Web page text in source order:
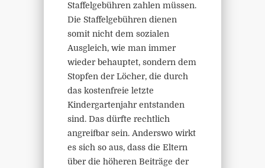
Staffelgebühren zahlen müssen.
Die Staffelgebühren dienen
somit nicht dem sozialen
Ausgleich, wie man immer
wieder behauptet, sondern dem
Stopfen der Löcher, die durch
das kostenfreie letzte
Kindergartenjahr entstanden
sind. Das dürfte rechtlich
angreifbar sein. Anderswo wirkt
es sich so aus, dass die Eltern
über die höheren Beiträge der